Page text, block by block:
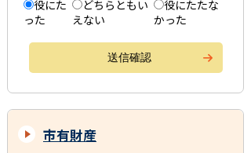
役にた
った
どちらともい
えない
役にたたな
かった
市有財産